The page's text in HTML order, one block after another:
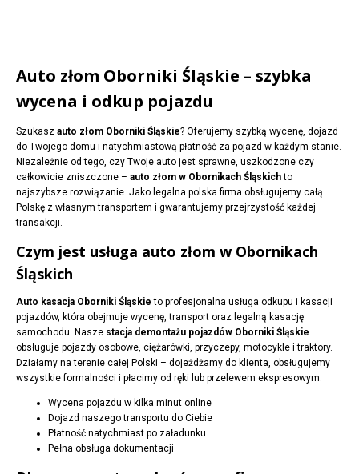
Auto złom Oborniki Śląskie – szybka
wycena i odkup pojazdu
Szukasz auto złom Oborniki Śląskie? Oferujemy szybką wycenę, dojazd
do Twojego domu i natychmiastową płatność za pojazd w każdym stanie.
Niezależnie od tego, czy Twoje auto jest sprawne, uszkodzone czy
całkowicie zniszczone – auto złom w Obornikach Śląskichto
najszybsze rozwiązanie. Jako legalna polska firma obsługujemy całą
Polskę z własnym transportem i gwarantujemy przejrzystość każdej
transakcji.
Czym jest usługa auto złom w Obornikach
Śląskich
Auto kasacja Oborniki Śląskie to profesjonalna usługa odkupu i kasacji
pojazdów, która obejmuje wycenę, transport oraz legalną kasację
samochodu. Nasze stacja demontażu pojazdów Oborniki Śląskie
obsługuje pojazdy osobowe, ciężarówki, przyczepy, motocykle i traktory.
Działamy na terenie całej Polski – dojeżdżamy do klienta, obsługujemy
wszystkie formalności i płacimy od ręki lub przelewem ekspresowym.
Wycena pojazdu w kilka minut online
Dojazd naszego transportu do Ciebie
Płatność natychmiast po załadunku
Pełna obsługa dokumentacji